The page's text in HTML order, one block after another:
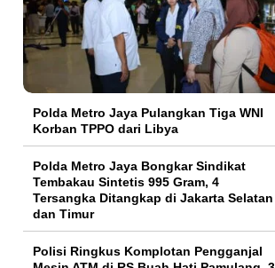
Polda Metro Jaya Pulangkan Tiga WNI
Korban TPPO dari Libya
Polda Metro Jaya Bongkar Sindikat
Tembakau Sintetis 995 Gram, 4
Tersangka Ditangkap di Jakarta Selatan
dan Timur
Polisi Ringkus Komplotan Pengganjal